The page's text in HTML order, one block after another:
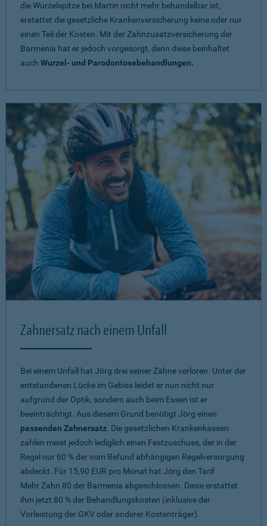
die Wurzelspitze bei Martin nicht mehr behandelbar ist,
erstattet die gesetzliche Krankenversicherung keine oder nur
einen Teil der Kosten. Mit der Zahnzusatzversicherung der
Barmenia hat er jedoch vorgesorgt, denn diese beinhaltet
auch Wurzel- und Parodontosebehandlungen.
Zahnersatz nach einem Unfall
Bei einem Unfall hat Jörg drei seiner Zähne verloren. Unter der
entstandenen Lücke im Gebiss leidet er nun nicht nur
aufgrund der Optik, sondern auch beim Essen ist er
beeinträchtigt. Aus diesem Grund benötigt Jörg einen
passenden Zahnersatz. Die gesetzlichen Krankenkassen
zahlen meist jedoch lediglich einen Festzuschuss, der in der
Regel nur 60 % der vom Befund abhängigen Regelversorgung
abdeckt. Für 15,90 EUR pro Monat hat Jörg den Tarif
Mehr Zahn 80 der Barmenia abgeschlossen. Diese erstattet
ihm jetzt 80 % der Behandlungskosten (inklusive der
Vorleistung der GKV oder anderer Kostenträger).